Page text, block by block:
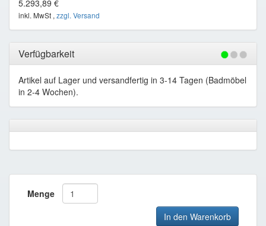
5.293,89 €
inkl. MwSt , zzgl. Versand
Verfügbarkeit
Artikel auf Lager und versandfertig in 3-14 Tagen (Badmöbel
in 2-4 Wochen).
Menge
In den Warenkorb